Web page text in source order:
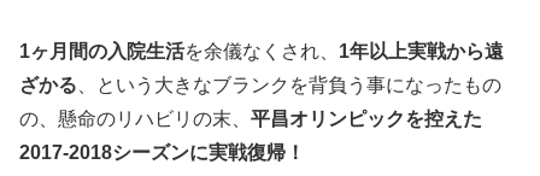
1ヶ月間の入院生活を余儀なくされ、 1年以上実戦から遠
ざかる 、という大きなブランクを背負う事になったもの
の、懸命のリハビリの末、 平昌オリンピックを控えた
2017-2018シーズンに実戦復帰！